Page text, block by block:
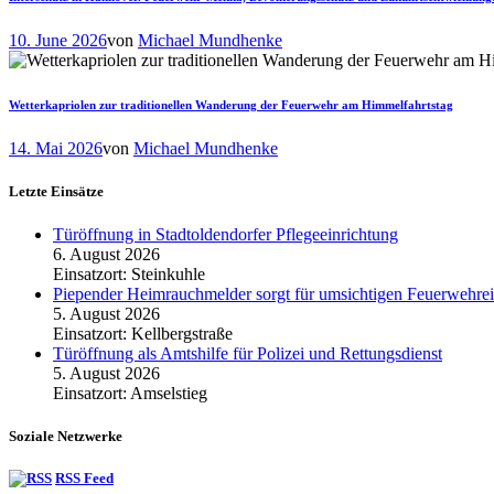
10. June 2026von Michael Mundhenke
Wetterkapriolen zur traditionellen Wanderung der Feuerwehr am Himmelfahrtstag
14. Mai 2026von Michael Mundhenke
Letzte Einsätze
Türöffnung in Stadtoldendorfer Pflegeeinrichtung
6. August 2026
Einsatzort: Steinkuhle
Piepender Heimrauchmelder sorgt für umsichtigen
5. August 2026
Einsatzort: Kellbergstraße
Türöffnung als Amtshilfe für Polizei und Rettungsdienst
5. August 2026
Einsatzort: Amselstieg
Soziale Netzwerke
RSS Feed